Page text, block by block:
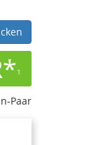
1
Paar